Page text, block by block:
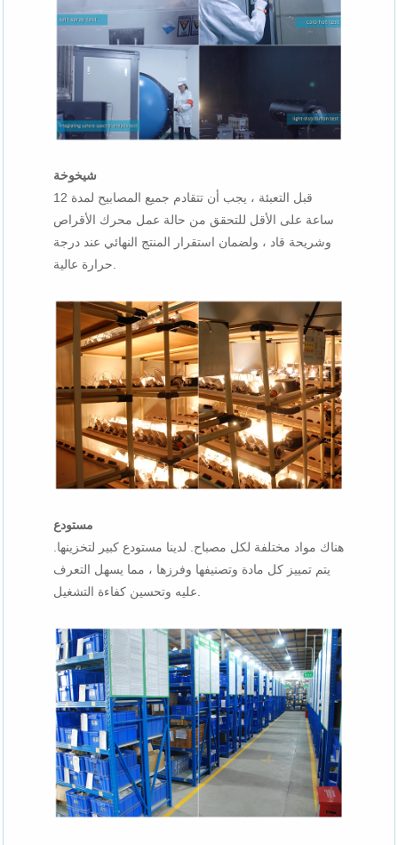
شيخوخة
قبل التعبئة ، يجب أن تتقادم جميع المصابيح لمدة 12
ساعة على الأقل للتحقق من حالة عمل محرك الأقراص
وشريحة قاد ، ولضمان استقرار المنتج النهائي عند درجة
مستودع
هناك مواد مختلفة لكل مصباح. لدينا مستودع كبير لتخزينها.
يتم تمييز كل مادة وتصنيفها وفرزها ، مما يسهل التعرف